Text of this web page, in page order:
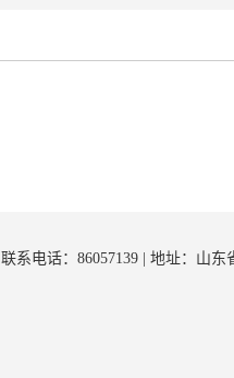
联系电话：86057139 | 地址：山